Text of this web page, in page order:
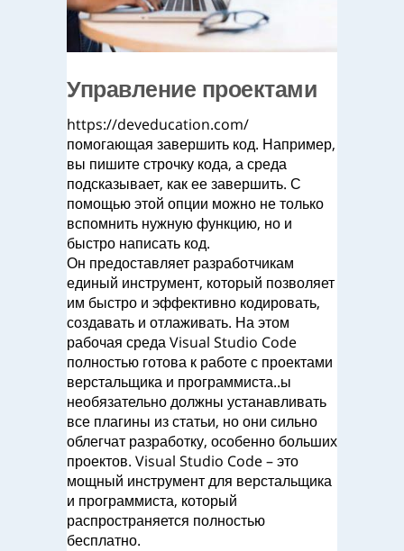
Управление проектами
https://deveducation.com/
помогающая завершить код. Например,
вы пишите строчку кода, а среда
подсказывает, как ее завершить. С
помощью этой опции можно не только
вспомнить нужную функцию, но и
быстро написать код.
Он предоставляет разработчикам
единый инструмент, который позволяет
им быстро и эффективно кодировать,
создавать и отлаживать. На этом
рабочая среда Visual Studio Code
полностью готова к работе с проектами
верстальщика и программиста..ы
необязательно должны устанавливать
все плагины из статьи, но они сильно
облегчат разработку, особенно больших
проектов. Visual Studio Code – это
мощный инструмент для верстальщика
и программиста, который
распространяется полностью
бесплатно.